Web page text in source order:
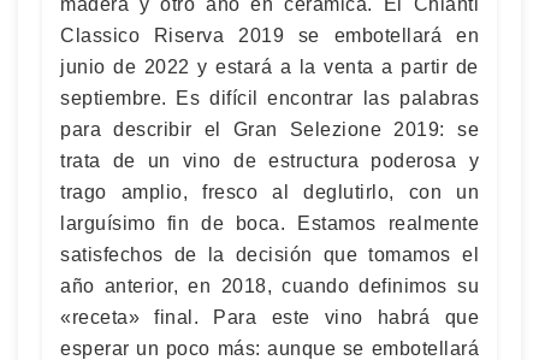
madera y otro año en cerámica. El Chianti
Classico Riserva 2019 se embotellará en
junio de 2022 y estará a la venta a partir de
septiembre. Es difícil encontrar las palabras
para describir el Gran Selezione 2019: se
trata de un vino de estructura poderosa y
trago amplio, fresco al deglutirlo, con un
larguísimo fin de boca. Estamos realmente
satisfechos de la decisión que tomamos el
año anterior, en 2018, cuando definimos su
«receta» final. Para este vino habrá que
esperar un poco más: aunque se embotellará